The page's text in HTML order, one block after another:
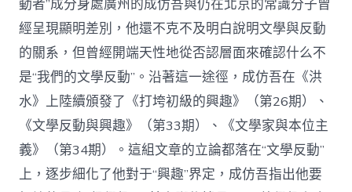
動者”成分身處廣州的成仿吾與仍在北京的常識分子曾
經呈現顯明差別，他還不克不及明白說明文學與反動
的關系，但曾經開端天性地從否認層面來確認什么不
是“我們的文學反動”。沿著這一途徑，成仿吾在《洪
水》上陸續頒發了《打垮初級的興趣》（第26期）、
《文學反動與興趣》（第33期）、《文學家與本位主
義》（第34期）。這組文章的立論都落在“文學反動”
上，逐步細化了他對于“興趣”界定，成仿吾指出他要